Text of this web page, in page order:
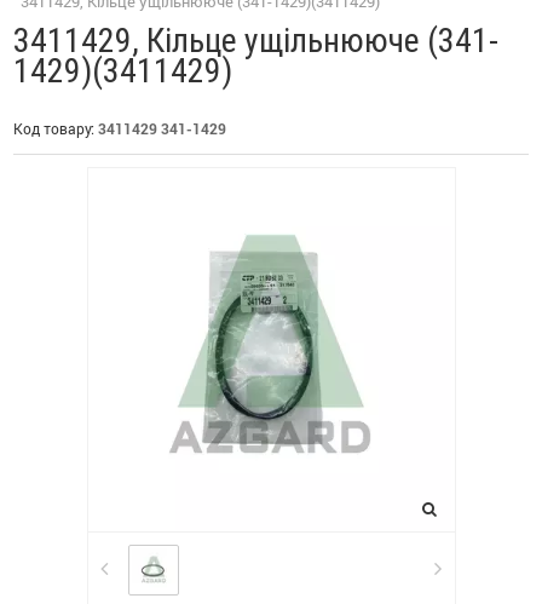
3411429, Кільце ущільнююче (341-
1429)(3411429)
Код товару: 3411429 341-1429